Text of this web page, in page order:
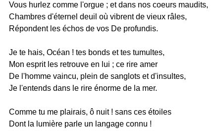
Vous hurlez comme l'orgue ; et dans nos coeurs maudits,
Chambres d'éternel deuil où vibrent de vieux râles,
Répondent les échos de vos De profundis.
Je te hais, Océan ! tes bonds et tes tumultes,
Mon esprit les retrouve en lui ; ce rire amer
De l'homme vaincu, plein de sanglots et d'insultes,
Je l'entends dans le rire énorme de la mer.
Comme tu me plairais, ô nuit ! sans ces étoiles
Dont la lumière parle un langage connu !